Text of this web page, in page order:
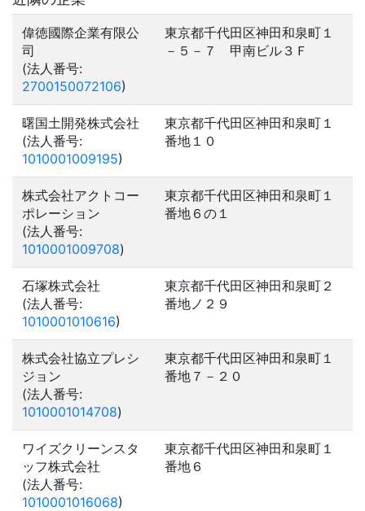
偉徳國際企業有限公
司
(法人番号:
2700150072106)
東京都千代田区神田和泉町１
－５－７ 甲南ビル３Ｆ
曙国土開発株式会社
(法人番号:
1010001009195)
東京都千代田区神田和泉町１
番地１０
株式会社アクトコー
ポレーション
(法人番号:
1010001009708)
東京都千代田区神田和泉町１
番地６の１
石塚株式会社
(法人番号:
1010001010616)
東京都千代田区神田和泉町２
番地ノ２９
株式会社協立プレシ
ジョン
(法人番号:
1010001014708)
東京都千代田区神田和泉町１
番地７－２０
ワイズクリーンスタ
ッフ株式会社
(法人番号:
1010001016068)
東京都千代田区神田和泉町１
番地６